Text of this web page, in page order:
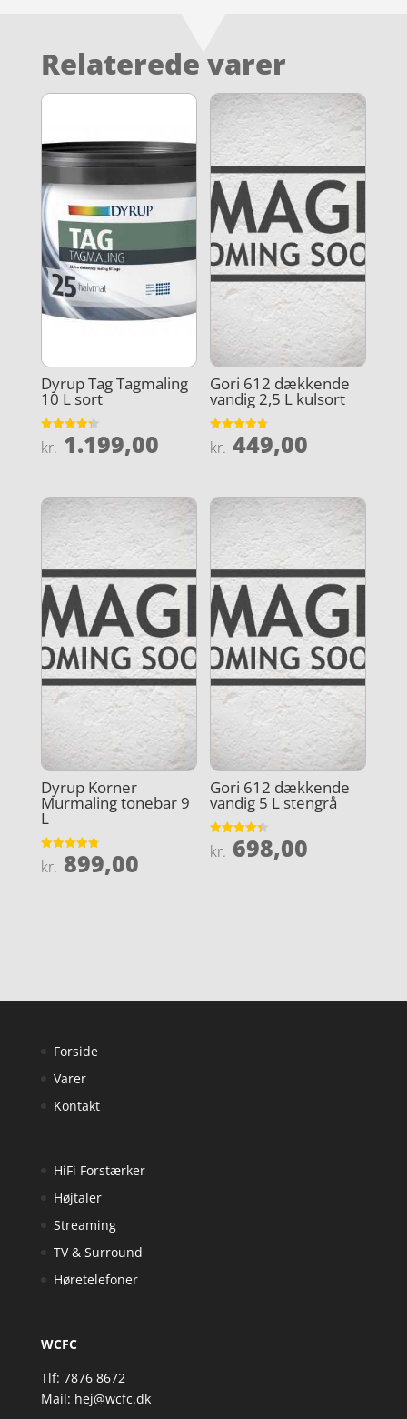
Relaterede varer
Dyrup Tag Tagmaling
10 L sort
Vurderet
4.3
kr. 1.199,00
Gori 612 dækkende
vandig 2,5 L kulsort
Vurderet
4.7
kr. 449,00
Dyrup Korner
Murmaling tonebar 9
L
Vurderet
4.8
kr. 899,00
Gori 612 dækkende
vandig 5 L stengrå
Vurderet
4.4
kr. 698,00
Forside
Varer
Kontakt
HiFi Forstærker
Højtaler
Streaming
TV & Surround
Høretelefoner
WCFC
Tlf: 7876 8672
Mail: hej@wcfc.dk